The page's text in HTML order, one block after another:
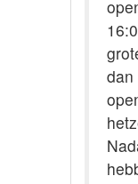
dan